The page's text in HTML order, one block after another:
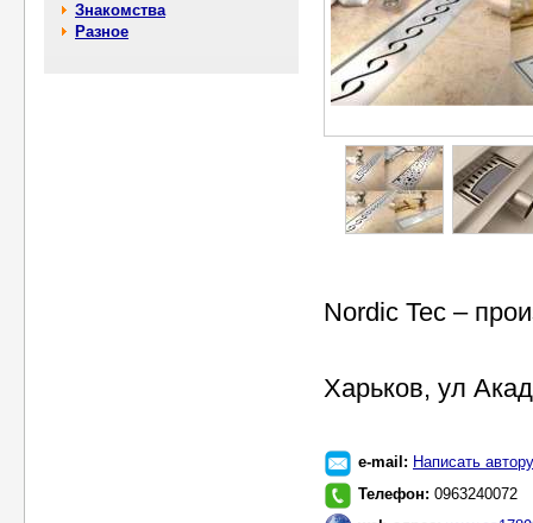
Знакомства
Разное
Nordic Tec –
Харьков, ул
e-mail: Написать автору
Телефон: 0963240072